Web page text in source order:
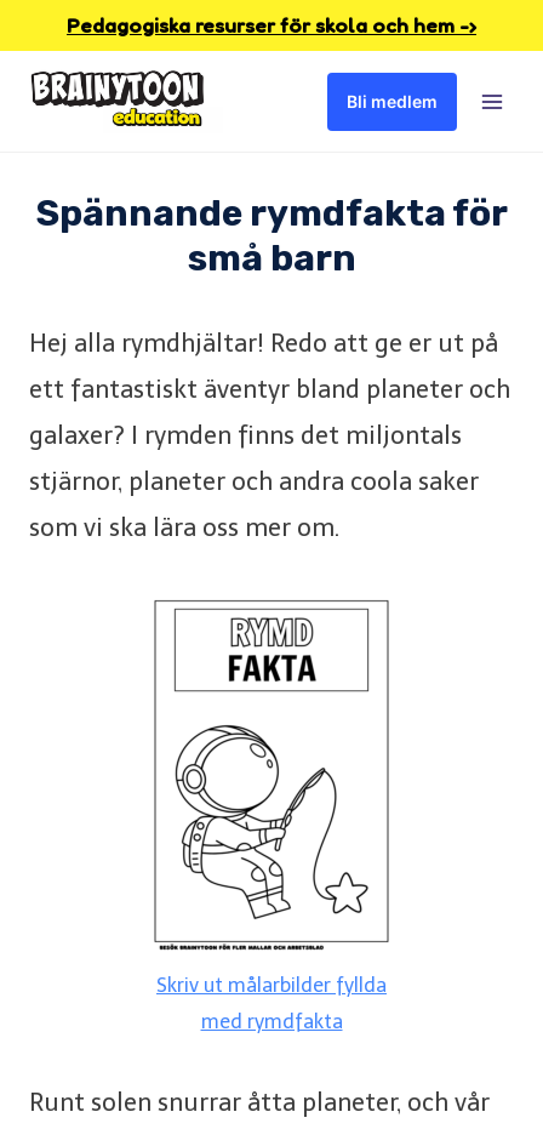
content
Pedagogiska resurser för skola och hem -›
Bli medlem
Spännande rymdfakta för
små barn
Hej alla rymdhjältar! Redo att ge er ut på
ett fantastiskt äventyr bland planeter och
galaxer? I rymden finns det miljontals
stjärnor, planeter och andra coola saker
som vi ska lära oss mer om.
Skriv ut målarbilder fyllda
med rymdfakta
Runt solen snurrar åtta planeter, och vår